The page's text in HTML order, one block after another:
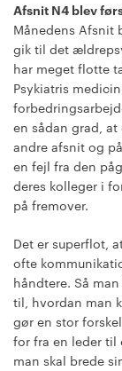
Afsnit N4 blev
Månedens Afsnit
gik til det
har meget flotte
Psykiatris
en sådan grad,
andre afsnit og
en fejl fra den
deres kolleger i
på fremover.
Det er superflot,
ofte
håndtere. Så
til, hvordan man
gør en stor
for fra en leder
man skal brede